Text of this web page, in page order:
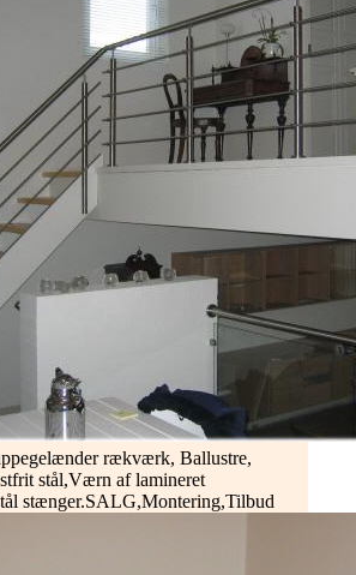
rækværk, Ballustre,
stål,Værn af lamineret
stænger.SALG,Montering,Tilbud